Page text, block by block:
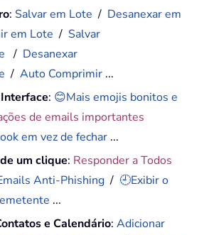
: Salvar em Lote / Desanexar em
em Lote / Salvar
/ Desanexar
/Auto Comprimir ...
: 😊Mais emojis bonitos e
de emails importantes
em vez de fechar ...
um clique: Responder a Todos
Anti-Phishing / 🕘Exibir o
...
e Calendário:Adicionar